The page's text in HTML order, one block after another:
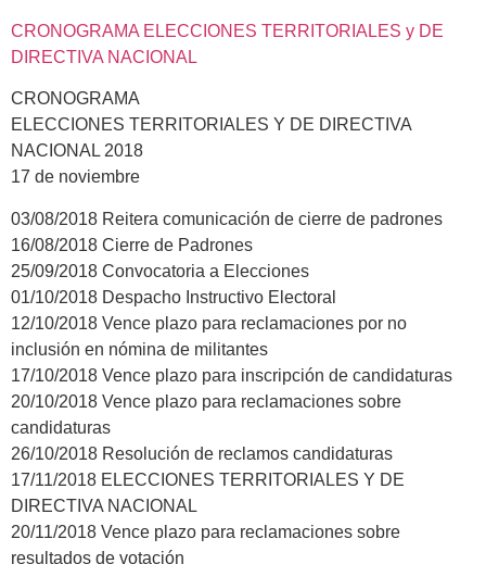
CRONOGRAMA ELECCIONES TERRITORIALES y DE
DIRECTIVA NACIONAL
CRONOGRAMA
ELECCIONES TERRITORIALES Y DE DIRECTIVA
NACIONAL 2018
17 de noviembre
03/08/2018 Reitera comunicación de cierre de padrones
16/08/2018 Cierre de Padrones
25/09/2018 Convocatoria a Elecciones
01/10/2018 Despacho Instructivo Electoral
12/10/2018 Vence plazo para reclamaciones por no
inclusión en nómina de militantes
17/10/2018 Vence plazo para inscripción de candidaturas
20/10/2018 Vence plazo para reclamaciones sobre
candidaturas
26/10/2018 Resolución de reclamos candidaturas
17/11/2018 ELECCIONES TERRITORIALES Y DE
DIRECTIVA NACIONAL
20/11/2018 Vence plazo para reclamaciones sobre
resultados de votación